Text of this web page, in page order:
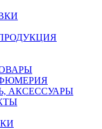
АКСЕССУАРЫ